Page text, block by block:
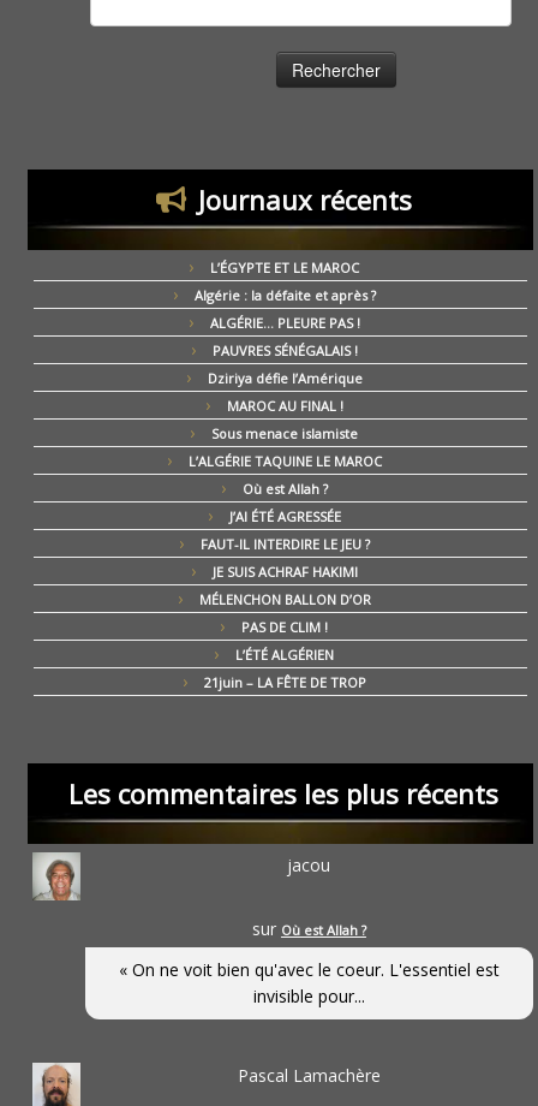
Journaux récents
L’ÉGYPTE ET LE MAROC
Algérie : la défaite et après ?
ALGÉRIE… PLEURE PAS !
PAUVRES SÉNÉGALAIS !
Dziriya défie l’Amérique
MAROC AU FINAL !
Sous menace islamiste
L’ALGÉRIE TAQUINE LE MAROC
Où est Allah ?
J’AI ÉTÉ AGRESSÉE
FAUT-IL INTERDIRE LE JEU ?
JE SUIS ACHRAF HAKIMI
MÉLENCHON BALLON D’OR
PAS DE CLIM !
L’ÉTÉ ALGÉRIEN
21juin – LA FÊTE DE TROP
Les commentaires les plus récents
jacou
sur Où est Allah ?
« On ne voit bien qu'avec le coeur. L'essentiel est
invisible pour...
Pascal Lamachère